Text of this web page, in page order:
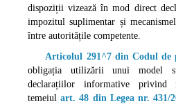
dispoziții vizează în mod direct
impozitul suplimentar și
între autoritățile competente.
Articolul 291^7 din Codul de
obligația utilizării unui model
declarațiilor informative privind
temeiulart. 48 din Legea nr. 431/